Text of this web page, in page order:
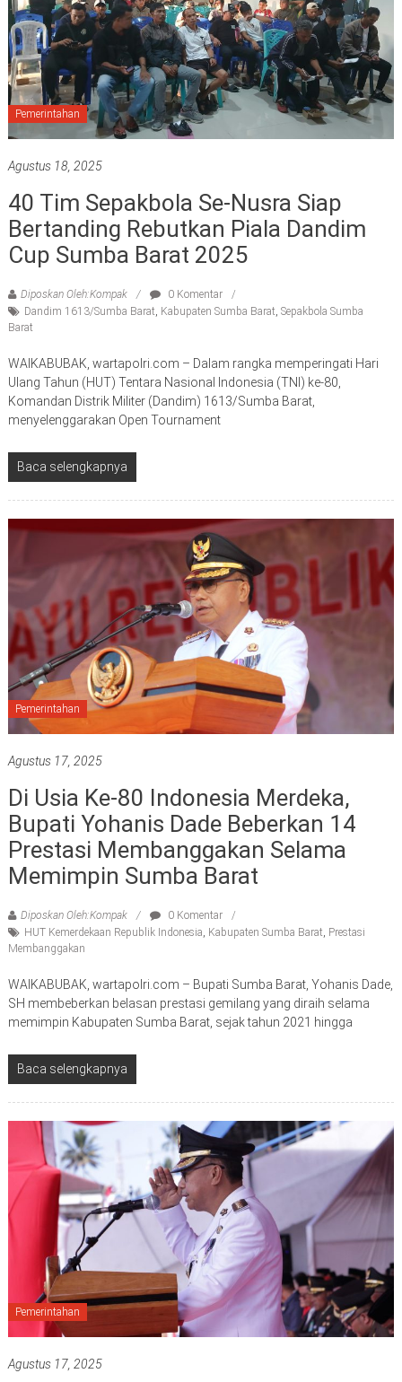
Pemerintahan
Agustus 18, 2025
40 Tim Sepakbola Se-Nusra Siap
Bertanding Rebutkan Piala Dandim
Cup Sumba Barat 2025
Diposkan Oleh:Kompak
0 Komentar
Dandim 1613/Sumba Barat Kabupaten Sumba Barat Sepakbola Sumba
Barat
WAIKABUBAK, wartapolri.com – Dalam rangka memperingati Hari
Ulang Tahun (HUT) Tentara Nasional Indonesia (TNI) ke-80,
Komandan Distrik Militer (Dandim) 1613/Sumba Barat,
menyelenggarakan Open Tournament
Baca selengkapnya
Pemerintahan
Agustus 17, 2025
Di Usia Ke-80 Indonesia Merdeka,
Bupati Yohanis Dade Beberkan 14
Prestasi Membanggakan Selama
Memimpin Sumba Barat
Diposkan Oleh:Kompak
0 Komentar
HUT Kemerdekaan Republik Indonesia, Kabupaten Sumba Barat, Prestasi
Membanggakan
WAIKABUBAK, wartapolri.com – Bupati Sumba Barat, Yohanis Dade,
SH membeberkan belasan prestasi gemilang yang diraih selama
memimpin Kabupaten Sumba Barat, sejak tahun 2021 hingga
Baca selengkapnya
Pemerintahan
Agustus 17, 2025